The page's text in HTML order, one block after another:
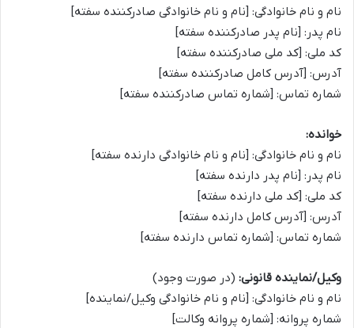
نام و نام خانوادگی: [نام و نام خانوادگی صادرکننده سفته]
نام پدر: [نام پدر صادرکننده سفته]
کد ملی: [کد ملی صادرکننده سفته]
آدرس: [آدرس کامل صادرکننده سفته]
شماره تماس: [شماره تماس صادرکننده سفته]
خوانده:
نام و نام خانوادگی: [نام و نام خانوادگی دارنده سفته]
نام پدر: [نام پدر دارنده سفته]
کد ملی: [کد ملی دارنده سفته]
آدرس: [آدرس کامل دارنده سفته]
شماره تماس: [شماره تماس دارنده سفته]
وکیل/نماینده قانونی: (در صورت وجود)
نام و نام خانوادگی: [نام و نام خانوادگی وکیل/نماینده]
شماره پروانه: [شماره پروانه وکالت]